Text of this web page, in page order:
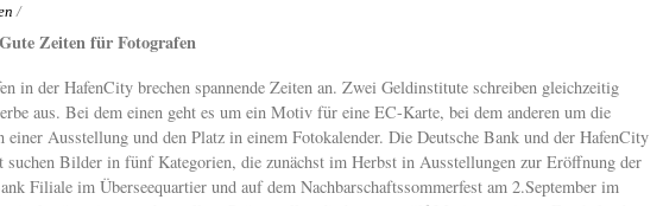
/
Zeiten für Fotografen
in der HafenCity brechen spannende Zeiten an. Zwei Geldinstitute schreiben gleichzeitig
aus. Bei dem einen geht es um ein Motiv für eine EC-Karte, bei dem anderen um die
einer Ausstellung und den Platz in einem Fotokalender. Die Deutsche Bank und der HafenCity
suchen Bilder in fünf Kategorien, die zunächst im Herbst in Ausstellungen zur Eröffnung der
Filiale im Überseequartier und auf dem Nachbarschaftssommerfest am 2.September im